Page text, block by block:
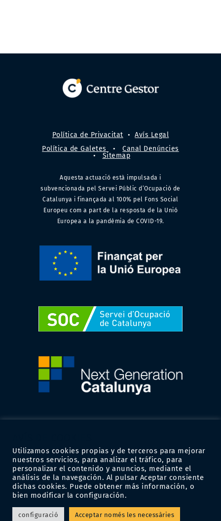
Política de Privacitat •
Avís Legal
Política de Galetes
•
Canal Denúncies
•
Sitemap
Aquesta actuació està impulsada i
subvencionada pel Servei Públic d’Ocupació de
Catalunya i finançada al 100% pel Fons Social
Europeu com a part de la resposta de la Unió
Europea a la pandèmia de COVID-19.
Utilizamos cookies propias y de terceros para mejorar
nuestros servicios, para analizar el tráfico, para
personalizar el contenido y anuncios, mediante el
análisis de la navegación. Al pulsar Aceptar consiente
dichas cookies. Puede obtener más información, o
bien modificar la configuración.
configuració Acceptar només les necessàries